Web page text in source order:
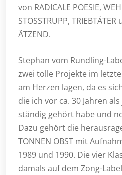
von RADICALE POESIE,
STOSSTRUPP,
ÄTZEND.
Stephan vom Rundling-
zwei tolle Projekte im
am Herzen lagen, da es
die ich vor ca. 30 Jahren
ständig gehört habe und
Dazu gehört die
TONNEN OBST mit
1989 und 1990. Die vier
damals auf dem Zong-